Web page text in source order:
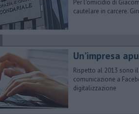
Per l'omicidio di
cautelare in carcere.
Un’impresa
Rispetto al 2013 sono
comunicazione a
digitalizzazione